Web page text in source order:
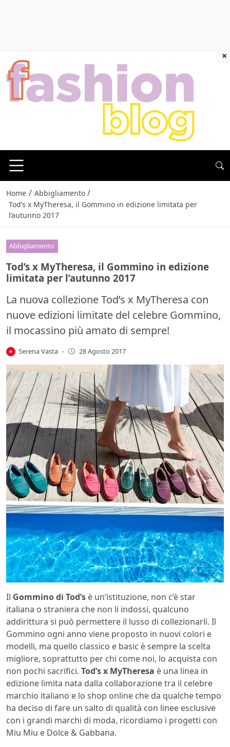
Home / Abbigliamento /
Tod’s x MyTheresa, il Gommino in edizione limitata per
l’autunno 2017
Abbigliamento
Tod’s x MyTheresa, il Gommino in edizione
limitata per l’autunno 2017
La nuova collezione Tod’s x MyTheresa con
nuove edizioni limitate del celebre Gommino,
il mocassino più amato di sempre!
Serena Vasta - 28 Agosto 2017
Il Gommino di Tod’s è un’istituzione, non c’è star
italiana o straniera che non li indossi, qualcuno
addirittura si può permettere il lusso di collezionarli. Il
Gommino ogni anno viene proposto in nuovi colori e
modelli, ma quello classico e basic è sempre la scelta
migliore, soprattutto per chi come noi, lo acquista con
non pochi sacrifici. Tod’s x MyTheresa è una linea in
edizione limita nata dalla collaborazione tra il celebre
marchio italiano e lo shop online che da qualche tempo
ha deciso di fare un salto di qualità con linee esclusive
con i grandi marchi di moda, ricordiamo i progetti con
Miu Miu e Dolce & Gabbana.
×